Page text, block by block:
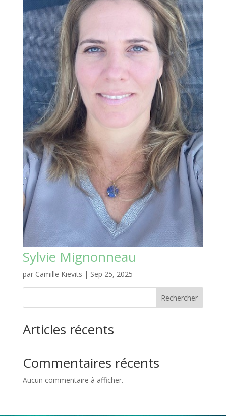
Sylvie Mignonneau
par Camille Kievits | Sep 25, 2025
Rechercher
Articles récents
Commentaires récents
Aucun commentaire à afficher.